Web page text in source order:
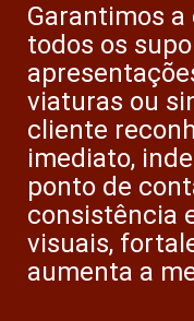
Garantimos
todos os
viaturas ou
cliente
imediato,
ponto de
consistência
visuais,
aumenta a